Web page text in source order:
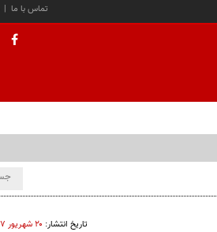
| تماس با ما
تاریخ انتشار: ۲۰ شهريور ۱۳۹۷ - ۱۹:۲۲